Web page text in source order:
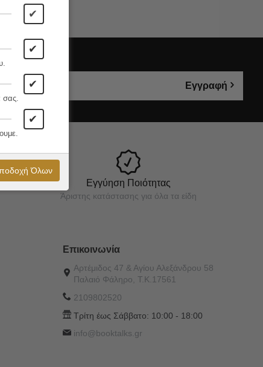
Εγγραφή
Εγγύηση Ποιότητας
Άριστης κατάστασης για όλα τα είδη
Επικοινωνία
Αρτέμιδος 47 & Αγίου Αλεξάνδρου 58
Παλαιό Φάληρο, Τ.Κ.17561
2109802520
Τρίτη έως Σάββατο: 10:00 - 18:00
info@booktalks.gr
✔
✔
✔
σας.
✔
Όλων